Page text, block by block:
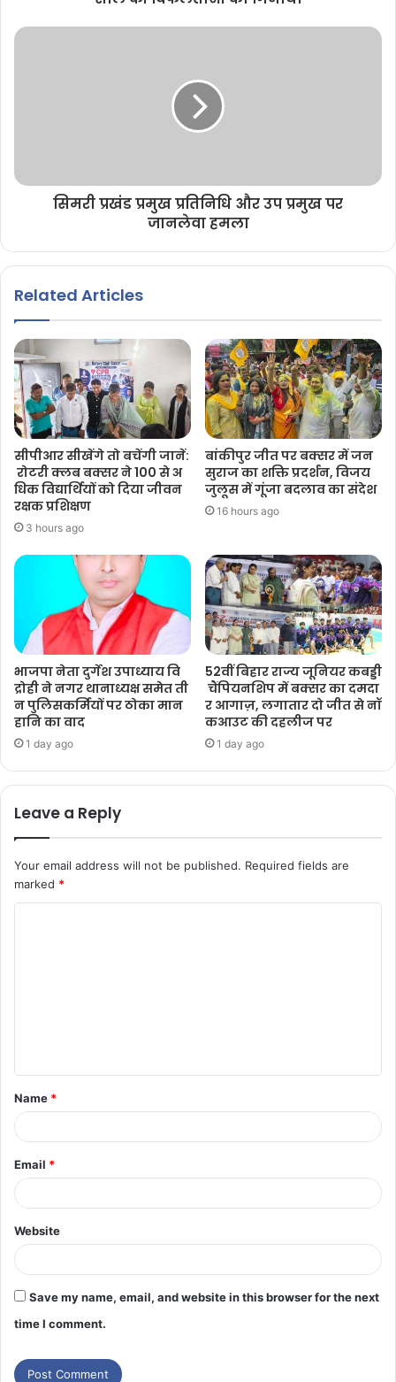
सिमरी प्रखंड प्रमुख प्रतिनिधि और उप प्रमुख पर
जानलेवा हमला
Related Articles
सीपीआर सीखेंगे तो बचेंगी जानें:
रोटरी क्लब बक्सर ने 100 से अ
धिक विद्यार्थियों को दिया जीवन
रक्षक प्रशिक्षण
3 hours ago
बांकीपुर जीत पर बक्सर में जन
सुराज का शक्ति प्रदर्शन, विजय
जुलूस में गूंजा बदलाव का संदेश
16 hours ago
भाजपा नेता दुर्गेश उपाध्याय वि
द्रोही ने नगर थानाध्यक्ष समेत ती
न पुलिसकर्मियों पर ठोका मान
हानि का वाद
1 day ago
52वीं बिहार राज्य जूनियर कबड्डी
चैंपियनशिप में बक्सर का दमदा
र आगाज़, लगातार दो जीत से नॉ
कआउट की दहलीज पर
1 day ago
Leave a Reply
Your email address will not be published. Required fields are
marked *
Name *
Email *
Website
Save my name, email, and website in this browser for the next
time I comment.